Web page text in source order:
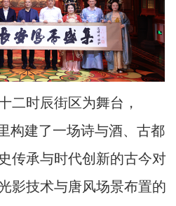
时辰街区为舞台，
构建了一场诗与酒、古都
传承与时代创新的古今对
影技术与唐风场景布置的